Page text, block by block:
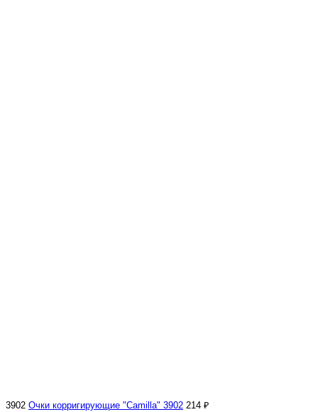
3902 Очки корригирующие "Camilla" 3902 214 ₽